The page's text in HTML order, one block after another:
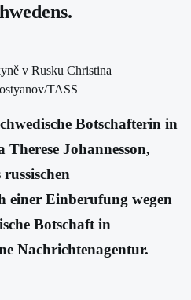
v Rusku Christina
TASS
Botschafterin in
Johannesson,
einer Einberufung wegen
Botschaft in
Nachrichtenagentur.